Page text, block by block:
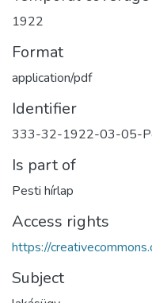
1922
Format
application/pdf
Identifier
333-32-1922-03-05-
Is part of
Pesti hírlap
Access rights
https://
Subject